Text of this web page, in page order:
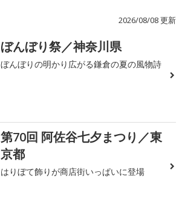
2026/08/08 更新
ぼんぼり祭／神奈川県
ぼんぼりの明かり広がる鎌倉の夏の風物詩
第70回 阿佐谷七夕まつり／東
京都
はりぼて飾りが商店街いっぱいに登場